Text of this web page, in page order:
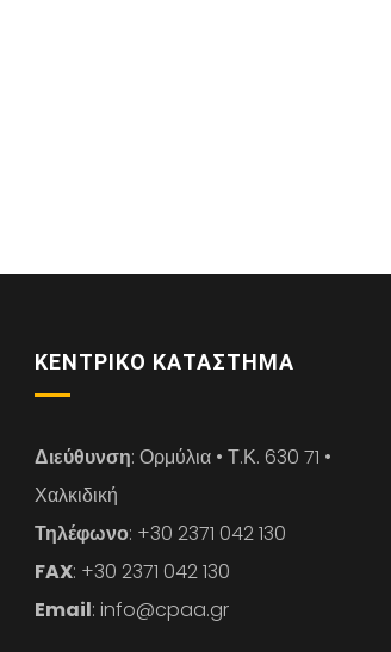
ΚΕΝΤΡΙΚΌ ΚΑΤΆΣΤΗΜΑ
Διεύθυνση: Ορμύλια • Τ.Κ. 630 71 •
Χαλκιδική
Τηλέφωνο: +30 2371 042 130
FAX: +30 2371 042 130
Email: info@cpaa.gr